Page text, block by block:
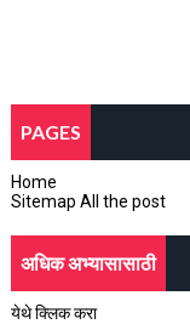
PAGES
Home
Sitemap All the post
अधिक अभ्यासासाठी
येथे क्लिक करा